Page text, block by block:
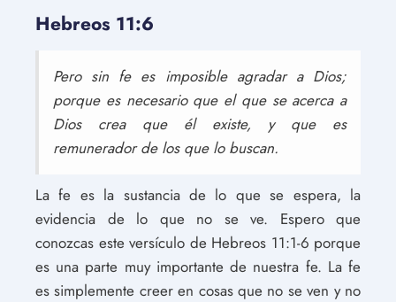
Hebreos 11:6
Pero sin fe es imposible agradar a Dios;
porque es necesario que el que se acerca a
Dios crea que él existe, y que es
remunerador de los que lo buscan.
La fe es la sustancia de lo que se espera, la
evidencia de lo que no se ve. Espero que
conozcas este versículo de Hebreos 11:1-6 porque
es una parte muy importante de nuestra fe. La fe
es simplemente creer en cosas que no se ven y no